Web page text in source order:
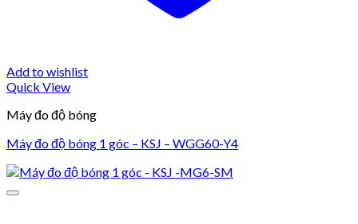
Add to wishlist
Quick View
Máy đo độ bóng
Máy đo độ bóng 1 góc – KSJ – WGG60-Y4